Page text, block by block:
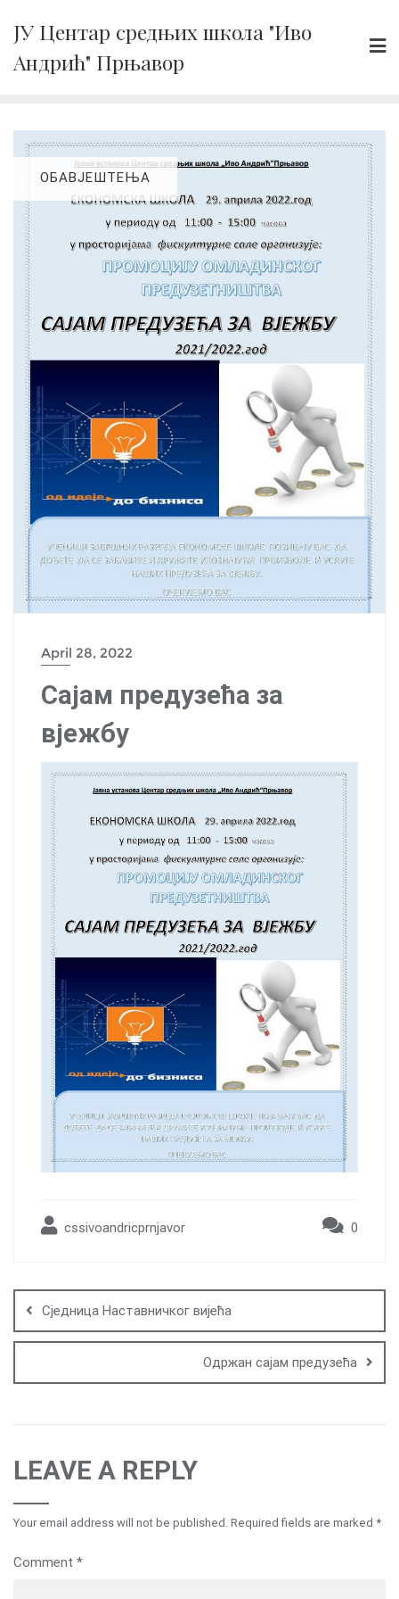
content
ЈУ Центар средњих школа "Иво
Андрић" Прњавор
ОБАВЈЕШТЕЊА
April 28, 2022
Сајам предузећа за
вјежбу
cssivoandricprnjavor 0
navigation
Сједница Наставничког вијећа
Одржан сајам предузећа
LEAVE A REPLY
Your email address will not be published. Required fields are marked *
Comment *